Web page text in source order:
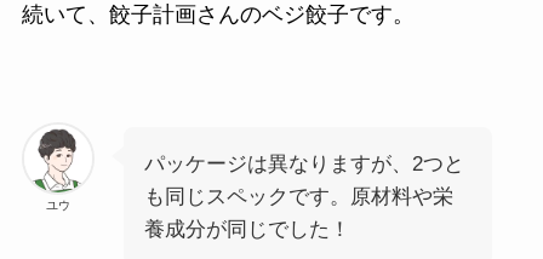
続いて、餃子計画さんのベジ餃子です。
ユウ
パッケージは異なりますが、2つと
も同じスペックです。原材料や栄
養成分が同じでした！